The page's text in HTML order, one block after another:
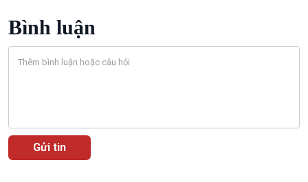
Văn hoá & Du lịch
Chát với người nổi tiếng
Bình luận